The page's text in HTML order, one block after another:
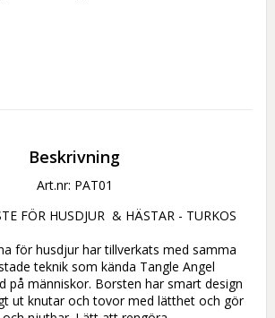
Beskrivning
Art.nr: PAT01
FÖR HUSDJUR  & HÄSTAR - TURKOS
för husdjur har tillverkats med samma
teknik som kända Tangle Angel
på människor. Borsten har smart design
ut knutar och tovor med lätthet och gör